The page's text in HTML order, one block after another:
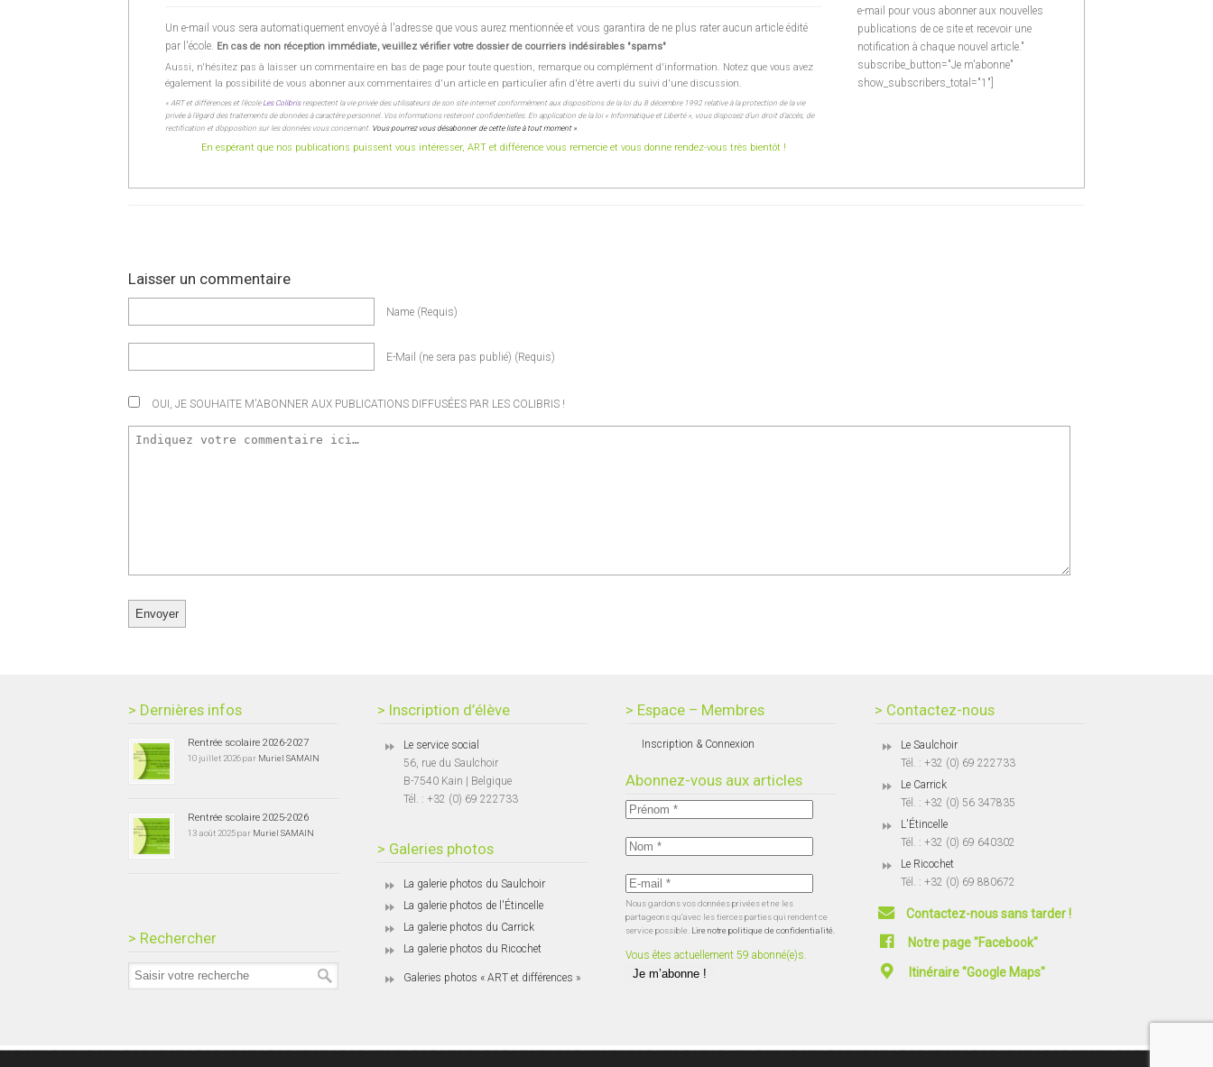
Un e-mail vous sera automatiquement envoyé à l'adresse que vous aurez mentionnée et vous garantira de ne plus rater aucun article édité
par l'école. En cas de non réception immédiate, veuillez vérifier votre dossier de courriers indésirables "spams"
Aussi, n'hésitez pas à laisser un commentaire en bas de page pour toute question, remarque ou complément d'information. Notez que vous avez
également la possibilité de vous abonner aux commentaires d'un article en particulier afin d'être averti du suivi d'une discussion.
« ART et différences et l’école Les Colibrisrespectent la vie privée des utilisateurs de son site internet conformément aux dispositions de la loi du 8 décembre 1992 relative à la protection de la vie
privée à l’égard des traitements de données à caractère personnel. Vos informations resteront confidentielles. En application de la loi « Informatique et Liberté », vous disposez d’un droit d’accès, de
rectification et d’opposition sur les données vous concernant. Vous pourrez vous désabonner de cette liste à tout moment »
En espérant que nos publications puissent vous intéresser, ART et différence vous remercie et vous donne rendez-vous très bientôt !
e-mail pour vous abonner aux nouvelles
publications de ce site et recevoir une
notification à chaque nouvel article."
subscribe_button="Je m'abonne"
show_subscribers_total="1"]
Laisser un commentaire
Name (requis)
E-Mail (ne sera pas publié) (requis)
OUI, JE SOUHAITE M'ABONNER AUX PUBLICATIONS DIFFUSÉES PAR LES COLIBRIS !
> Dernières infos
Rentrée scolaire 2026-2027
10 juillet 2026 par Muriel SAMAIN
Rentrée scolaire 2025-2026
13 août 2025 par Muriel SAMAIN
> Rechercher
> Inscription d’élève
Le service social
56, rue du Saulchoir
B-7540 Kain | Belgique
Tél. : +32 (0) 69 222733
> Galeries photos
La galerie photos du Saulchoir
La galerie photos de l'Étincelle
La galerie photos du Carrick
La galerie photos du Ricochet
Galeries photos « ART et différences »
> Espace – Membres
Inscription & Connexion
Abonnez-vous aux articles
Nous gardons vos données privées et ne les
partageons qu’avec les tierces parties qui rendent ce
service possible. Lire notre politique de confidentialité.
Vous êtes actuellement 59 abonné(e)s.
> Contactez-nous
Le Saulchoir
Tél. : +32 (0) 69 222733
Le Carrick
Tél. : +32 (0) 56 347835
L'Étincelle
Tél. : +32 (0) 69 640302
Le Ricochet
Tél. : +32 (0) 69 880672
Contactez-nous sans tarder !
Notre page "Facebook"
Itinéraire "Google Maps"